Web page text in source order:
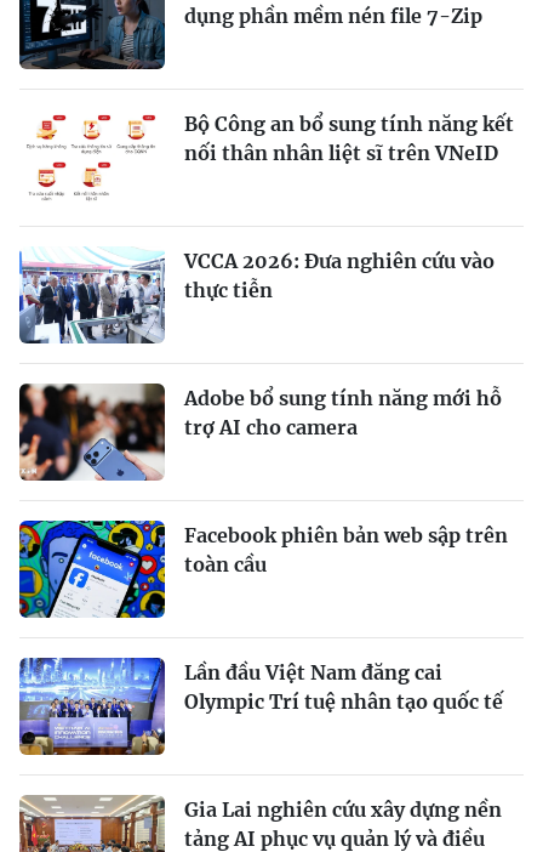
dụng phần mềm nén file 7-Zip
Bộ Công an bổ sung tính năng kết
nối thân nhân liệt sĩ trên VNeID
VCCA 2026: Đưa nghiên cứu vào
thực tiễn
Adobe bổ sung tính năng mới hỗ
trợ AI cho camera
Facebook phiên bản web sập trên
toàn cầu
Lần đầu Việt Nam đăng cai
Olympic Trí tuệ nhân tạo quốc tế
Gia Lai nghiên cứu xây dựng nền
tảng AI phục vụ quản lý và điều